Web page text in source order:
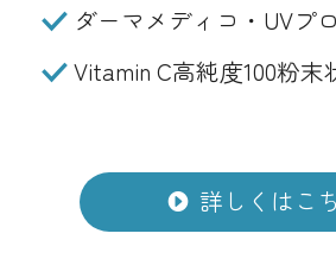
ダーマメディコ・UVプ
Vitamin C高純度100粉末
詳しくはこ